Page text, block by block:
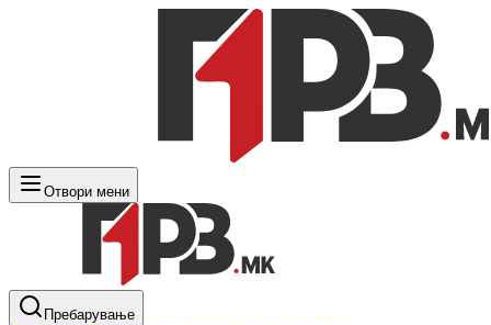
Отвори мени
Пребарување